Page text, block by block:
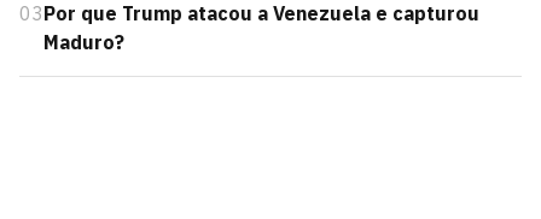
03Por que Trump atacou a Venezuela e capturou
Maduro?